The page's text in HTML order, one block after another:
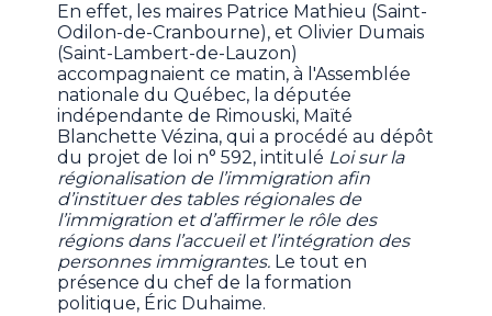
En effet, les maires Patrice Mathieu (Saint-
Odilon-de-Cranbourne), et Olivier Dumais
(Saint-Lambert-de-Lauzon)
accompagnaient ce matin, à l'Assemblée
nationale du Québec, la députée
indépendante de Rimouski, Maïté
Blanchette Vézina, qui a procédé au dépôt
du projet de loi n° 592, intitulé Loi sur la
régionalisation de l’immigration afin
d’instituer des tables régionales de
l’immigration et d’affirmer le rôle des
régions dans l’accueil et l’intégration des
personnes immigrantes. Le tout en
présence du chef de la formation
politique, Éric Duhaime.